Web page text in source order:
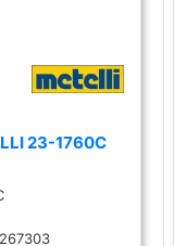
23-1760C